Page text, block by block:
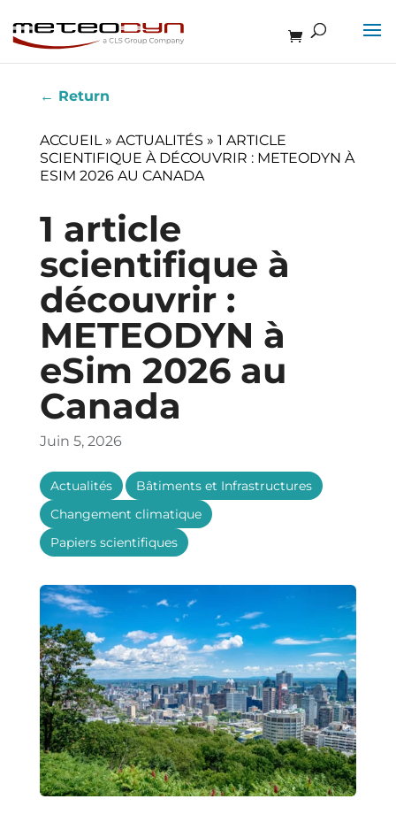
← Return
ACCUEIL» ACTUALITÉS » 1 ARTICLE
SCIENTIFIQUE À DÉCOUVRIR : METEODYN À
ESIM 2026 AU CANADA
1 article
scientifique à
découvrir :
METEODYN à
eSim 2026 au
Canada
Juin 5, 2026
Actualités , Bâtiments et Infrastructures ,
Changement climatique ,
Papiers scientifiques